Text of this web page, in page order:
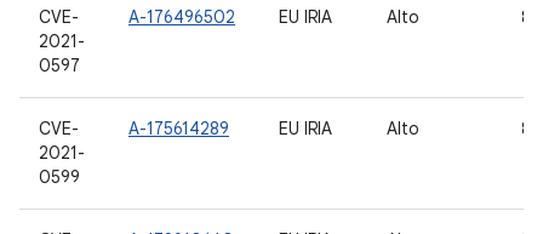
CVE-
2021-
0597
A-176496502 EU IRIA Alto
CVE-
2021-
0599
A-175614289 EU IRIA Alto